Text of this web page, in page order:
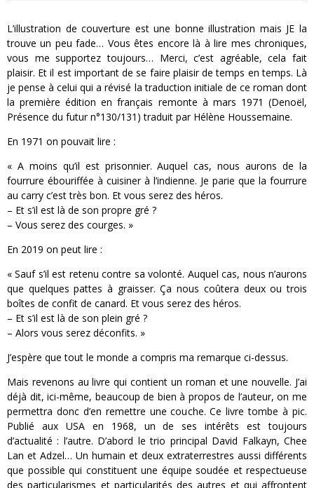
L’illustration de couverture est une bonne illustration mais JE la
trouve un peu fade… Vous êtes encore là à lire mes chroniques,
vous me supportez toujours… Merci, c’est agréable, cela fait
plaisir. Et il est important de se faire plaisir de temps en temps. Là
je pense à celui qui a révisé la traduction initiale de ce roman dont
la première édition en français remonte à mars 1971 (Denoël,
Présence du futur n°130/131) traduit par Hélène Houssemaine.
En 1971 on pouvait lire :
« A moins qu’il est prisonnier. Auquel cas, nous aurons de la
fourrure ébouriffée à cuisiner à l’indienne. Je parie que la fourrure
au carry c’est très bon. Et vous serez des héros.
– Et s’il est là de son propre gré ?
– Vous serez des courges. »
En 2019 on peut lire :
« Sauf s’il est retenu contre sa volonté. Auquel cas, nous n’aurons
que quelques pattes à graisser. Ça nous coûtera deux ou trois
boîtes de confit de canard. Et vous serez des héros.
– Et s’il est là de son plein gré ?
– Alors vous serez déconfits. »
J’espère que tout le monde a compris ma remarque ci-dessus.
Mais revenons au livre qui contient un roman et une nouvelle. J’ai
déjà dit, ici-même, beaucoup de bien à propos de l’auteur, on me
permettra donc d’en remettre une couche. Ce livre tombe à pic.
Publié aux USA en 1968, un de ses intérêts est toujours
d’actualité : l’autre. D’abord le trio principal David Falkayn, Chee
Lan et Adzel… Un humain et deux extraterrestres aussi différents
que possible qui constituent une équipe soudée et respectueuse
des particularismes et particularités des autres et qui affrontent